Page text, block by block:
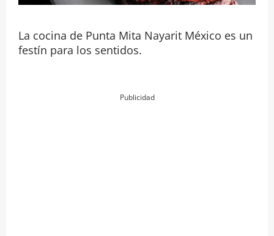
La cocina de Punta Mita Nayarit México es un
festín para los sentidos.
Publicidad